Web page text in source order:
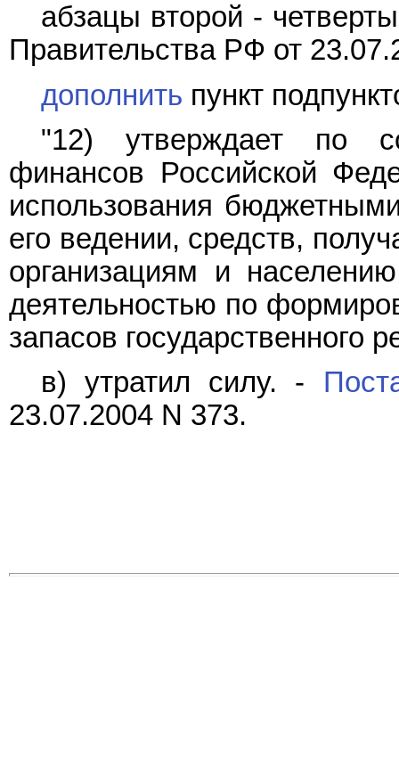
абзацы второй -
Правительства РФ от
дополнить пункт
"12) утверждает по
финансов Российской
использования
его ведении, средств,
организациям и
деятельностью по
запасов государственного
в) утратил силу. -
23.07.2004 N 373.